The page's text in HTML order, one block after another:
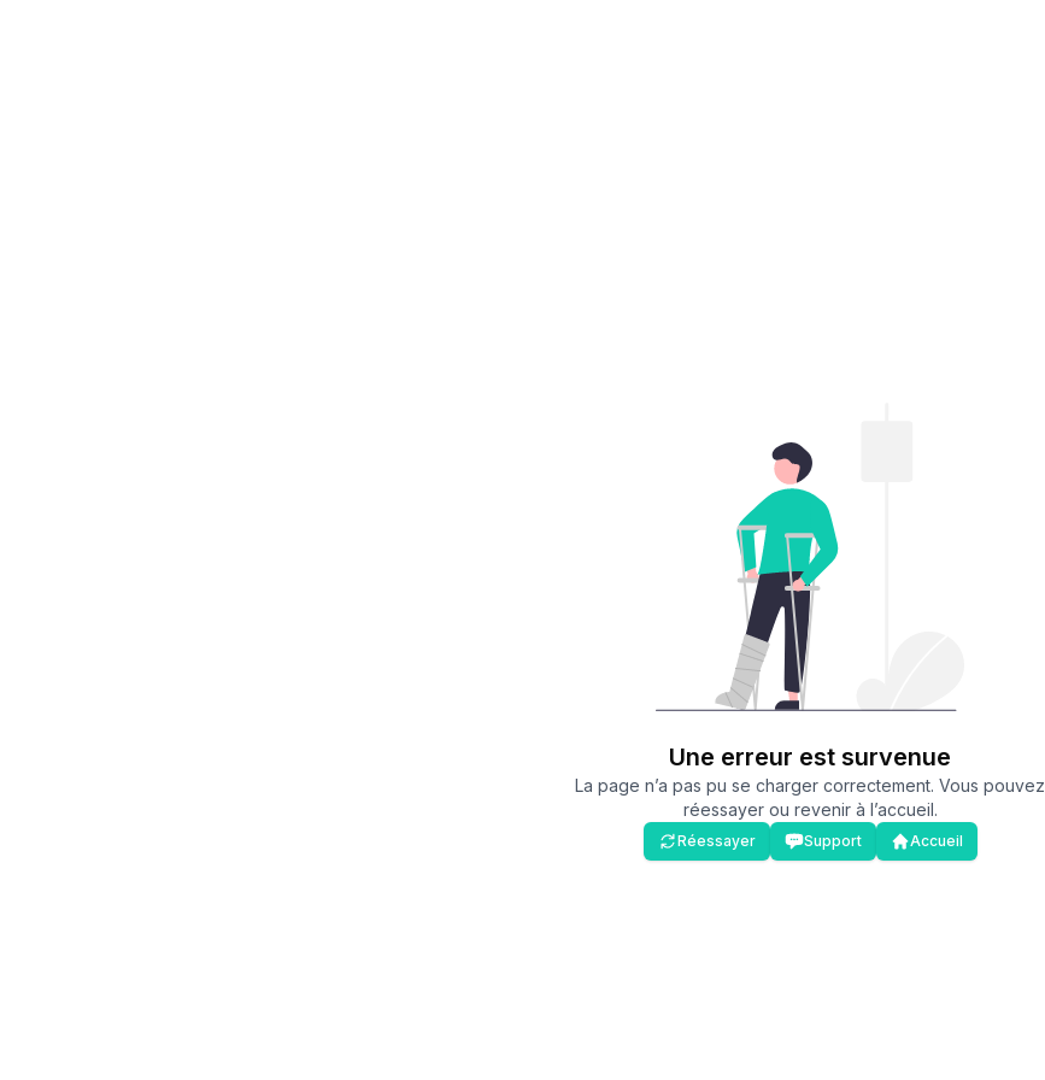
Une erreur est survenue
La page n’a pas pu se charger correctement. Vous pouvez
réessayer ou revenir à l’accueil.
Réessayer Support Accueil